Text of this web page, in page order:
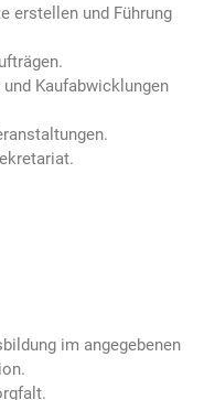
erstellen und Führung
Kaufabwicklungen
im angegebenen